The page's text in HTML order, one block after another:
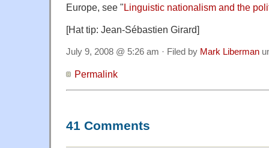
Europe, see "Linguistic nationalism and the
[Hat tip: Jean-Sébastien Girard]
July 9, 2008 @ 5:26 am · Filed by Mark Liberman
Permalink
41 Comments